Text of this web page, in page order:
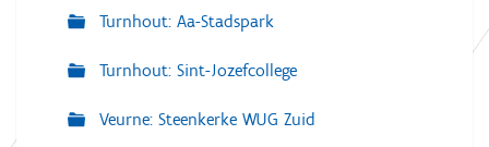
Turnhout: Aa-Stadspark
Turnhout: Sint-Jozefcollege
Veurne: Steenkerke WUG Zuid